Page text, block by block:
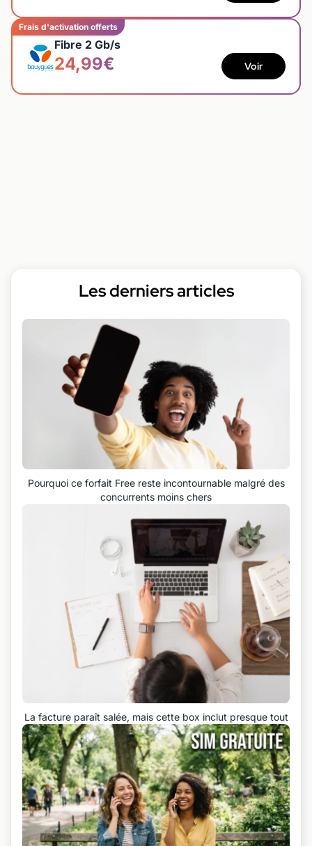
Frais d'activation offerts
Fibre 2 Gb/s
24,99€ Voir
Les derniers articles
Pourquoi ce forfait Free reste incontournable malgré des
concurrents moins chers
La facture paraît salée, mais cette box inclut presque tout